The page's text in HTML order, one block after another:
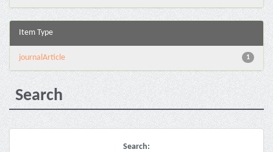
Item Type
1
journalArticle
Search
Search: